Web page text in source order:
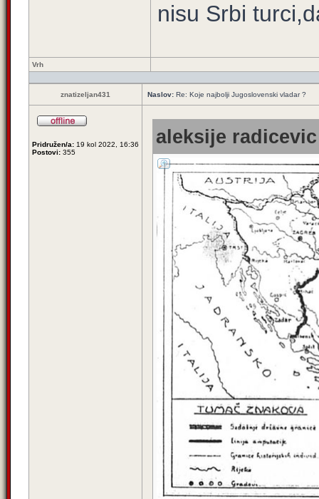
nisu Srbi
Vrh
znatizeljan431 Naslov: Re: Koje najbolji Jugoslovenski vladar ?
Pridružen/a: 19 kol 2022, 16:36
Postovi: 355
aleksije